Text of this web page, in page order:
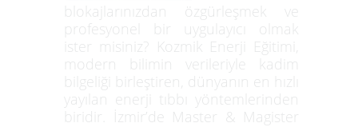
blokajlarınızdan özgürleşmek ve
profesyonel bir uygulayıcı olmak
ister misiniz? Kozmik Enerji Eğitimi,
modern bilimin verileriyle kadim
bilgeliği birleştiren, dünyanın en hızlı
yayılan enerji tıbbı yöntemlerinden
biridir. İzmir’de Master & Magister